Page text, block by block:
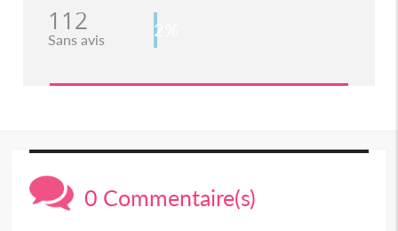
112
Sans avis 2%
0 Commentaire(s)